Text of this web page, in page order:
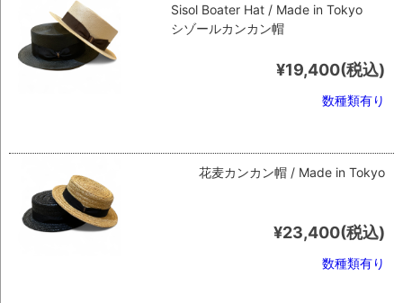
Sisol Boater Hat / Made in Tokyo
シゾールカンカン帽
¥19,400(税込)
数種類有り
花麦カンカン帽 / Made in Tokyo
¥23,400(税込)
数種類有り